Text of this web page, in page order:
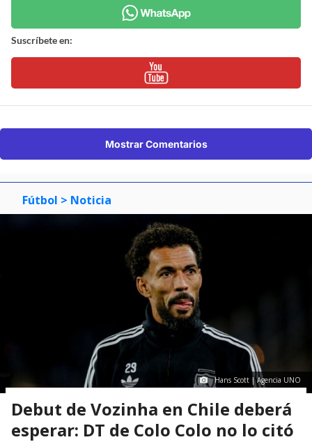
Suscríbete en:
Mostrar Comentarios
Fútbol > Noticia
Hans Scott | Agencia UNO
Debut de Vozinha en Chile deberá
esperar: DT de Colo Colo no lo citó